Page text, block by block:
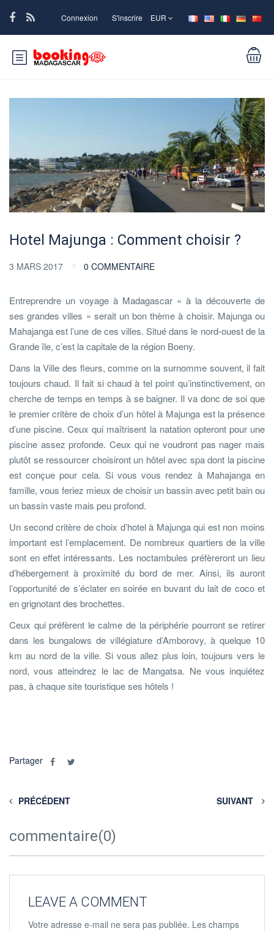
Connexion S'inscrire EUR
Hotel Majunga : Comment choisir ?
3 MARS 2017 0 COMMENTAIRE
Entreprendre un voyage à Madagascar « à la découverte de
ses grandes villes » serait un bon thème à choisir. Majunga ou
Mahajanga est l’une de ces villes. Situé dans le nord-ouest de la
Grande île, c’est la capitale de la région Boeny.
Dans la Ville des fleurs, comme on la surnomme souvent, il fait
toujours chaud. Il fait si chaud à tel point qu’instinctivement, on
cherche de temps en temps à se baigner. Il va donc de soi que
le premier critère de choix d’un hôtel à Majunga est la présence
d’une piscine. Ceux qui maîtrisent la natation opteront pour une
piscine assez profonde. Ceux qui ne voudront pas nager mais
plutôt se ressourcer choisiront un hôtel avec spa dont la piscine
est conçue pour cela. Si vous vous rendez à Mahajanga en
famille, vous feriez mieux de choisir un bassin avec petit bain ou
un bassin vaste mais peu profond.
Un second critère de choix d’hotel à Majunga qui est non moins
important est l’emplacement. De nombreux quartiers de la ville
sont en effet intéressants. Les noctambules préfèreront un lieu
d’hébergement à proximité du bord de mer. Ainsi, ils auront
l’opportunité de s’éclater en soirée en buvant du lait de coco et
en grignotant des brochettes.
Ceux qui préfèrent le calme de la périphérie pourront se retirer
dans les bungalows de villégiature d’Amborovy, à quelque 10
km au nord de la ville. Si vous allez plus loin, toujours vers le
nord, vous atteindrez le lac de Mangatsa. Ne vous inquiétez
pas, à chaque site touristique ses hôtels !
Partager
PRÉCÉDENT SUIVANT
commentaire(0)
LEAVE A COMMENT
Votre adresse e-mail ne sera pas publiée. Les champs